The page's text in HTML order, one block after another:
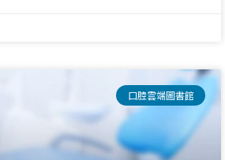
口腔雲端圖書館